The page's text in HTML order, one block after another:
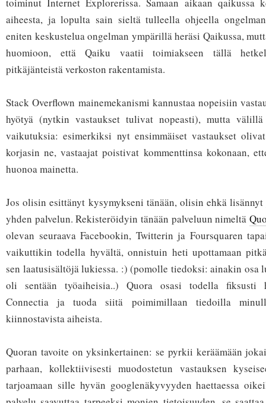
toiminut Internet Explorerissa. Samaan aikaan qaikussa
aiheesta, ja lopulta sain sieltä tulleella ohjeella
eniten keskustelua ongelman ympärillä heräsi Qaikussa,
huomioon, että Qaiku vaatii toimiakseen tällä
pitkäjänteistä verkoston rakentamista.
Stack Overflown mainemekanismi kannustaa nopeisiin
hyötyä (nytkin vastaukset tulivat nopeasti), mutta välillä
vaikutuksia: esimerkiksi nyt ensimmäiset vastaukset
korjasin ne, vastaajat poistivat kommenttinsa kokonaan,
huonoa mainetta.
Jos olisin esittänyt kysymykseni tänään, olisin ehkä
yhden palvelun. Rekisteröidyin tänään palveluun nimeltä
olevan seuraava Facebookin, Twitterin ja Foursquaren
vaikuttikin todella hyvältä, onnistuin heti upottamaan
sen laatusisältöjä lukiessa. :) (pomolle tiedoksi: ainakin osa
oli sentään työaiheisia..) Quora osasi todella fiksusti
Connectia ja tuoda siitä poimimillaan tiedoilla
kiinnostavista aiheista.
Quoran tavoite on yksinkertainen: se pyrkii keräämään
parhaan, kollektiivisesti muodostetun vastauksen
tarjoamaan sille hyvän googlenäkyvyyden haettaessa